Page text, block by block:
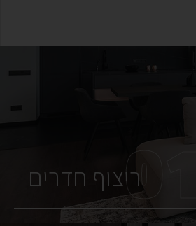
ריצוף חדרים01